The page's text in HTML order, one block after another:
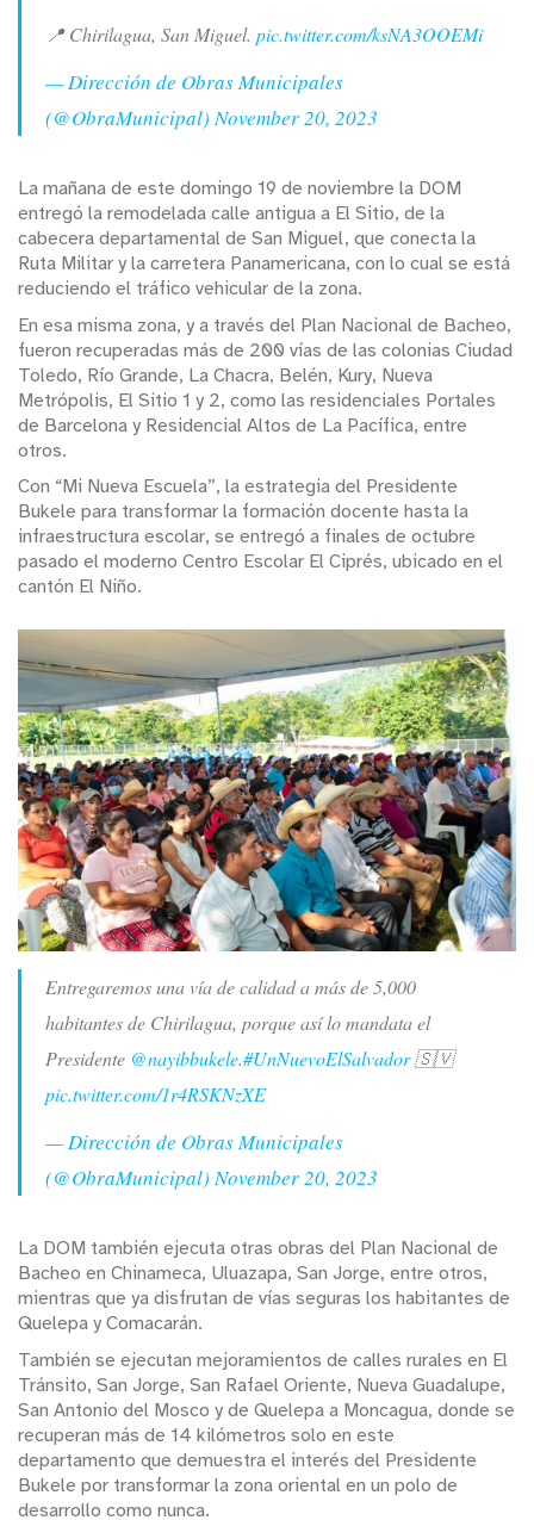
📍 Chirilagua, San Miguel. pic.twitter.com/ksNA3OOEMi
— Dirección de Obras Municipales
(@ObraMunicipal)November 20, 2023
La mañana de este domingo 19 de noviembre la DOM
entregó la remodelada calle antigua a El Sitio, de la
cabecera departamental de San Miguel, que conecta la
Ruta Militar y la carretera Panamericana, con lo cual se está
reduciendo el tráfico vehicular de la zona.
En esa misma zona, y a través del Plan Nacional de Bacheo,
fueron recuperadas más de 200 vías de las colonias Ciudad
Toledo, Río Grande, La Chacra, Belén, Kury, Nueva
Metrópolis, El Sitio 1 y 2, como las residenciales Portales
de Barcelona y Residencial Altos de La Pacífica, entre
otros.
Con “Mi Nueva Escuela”, la estrategia del Presidente
Bukele para transformar la formación docente hasta la
infraestructura escolar, se entregó a finales de octubre
pasado el moderno Centro Escolar El Ciprés, ubicado en el
cantón El Niño.
Entregaremos una vía de calidad a más de 5,000
habitantes de Chirilagua, porque así lo mandata el
Presidente @nayibbukele.#UnNuevoElSalvador🇸🇻
pic.twitter.com/1r4RSKNzXE
— Dirección de Obras Municipales
(@ObraMunicipal)November 20, 2023
La DOM también ejecuta otras obras del Plan Nacional de
Bacheo en Chinameca, Uluazapa, San Jorge, entre otros,
mientras que ya disfrutan de vías seguras los habitantes de
Quelepa y Comacarán.
También se ejecutan mejoramientos de calles rurales en El
Tránsito, San Jorge, San Rafael Oriente, Nueva Guadalupe,
San Antonio del Mosco y de Quelepa a Moncagua, donde se
recuperan más de 14 kilómetros solo en este
departamento que demuestra el interés del Presidente
Bukele por transformar la zona oriental en un polo de
desarrollo como nunca.